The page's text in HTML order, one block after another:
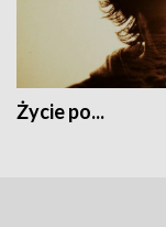
Życie po...